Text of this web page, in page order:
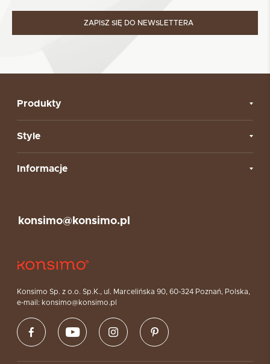
ZAPISZ SIĘ DO NEWSLETTERA
Produkty
Style
Informacje
Konsimo Sp. z o.o. Sp.K., ul. Marcelińska 90, 60-324 Poznań, Polska,
e-mail: konsimo@konsimo.pl
konsimo@konsimo.pl